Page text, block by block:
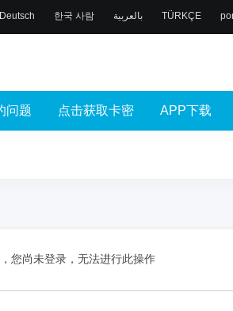
Deutsch 한국 사람 بالعربية TÜRKÇE
问题 点击获取卡密 APP下载
您尚未登录，无法进行此操作